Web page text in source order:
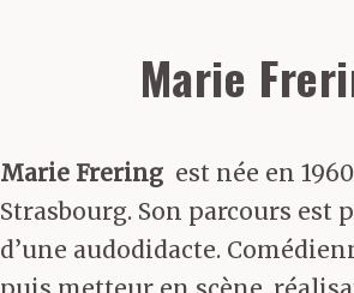
Marie
Marie Frering est née en
Strasbourg. Son parcours est
d’une audodidacte.